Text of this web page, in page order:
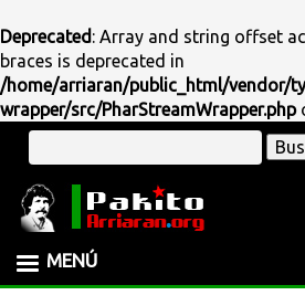
Deprecated: Array and string offset
braces is deprecated in
/home/arriaran/public_html/vendor/
wrapper/src/PharStreamWrapper.php
Pasar
contenido
principal
Buscar
MENÚ